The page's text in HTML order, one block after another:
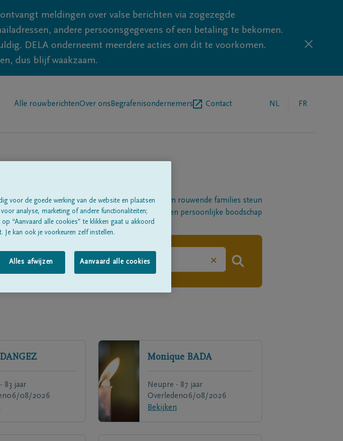
meldingen over valse berichten via zogezegde
andere persoonsgegevens of een betaling te bekomen.
DELA onderneemt meerdere acties om dit te voorkomen.
dus blijf waakzaam.
Alle rouwberichtenOver ons Begrafenisondernemers Contact NL FR
Een platform om rouwende families steun
te betuigen met een persoonlijke boodschap
×
DANGEZ
83 jaar
06/08/2026
Monique BADA
Neupre - 87 jaar
Overleden06/08/2026
Bekijken
voor de goede werking van de website en plaatsen
analyse, marketing of andere functionaliteiten;
“Aanvaard alle cookies” te klikken gaat u akkoord
kan ook je voorkeuren zelf instellen.
Alles afwijzen Aanvaard alle cookies